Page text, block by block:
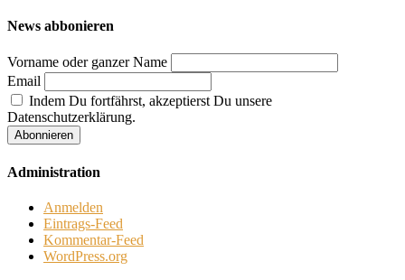
News abbonieren
Vorname oder ganzer Name
Email
Indem Du fortfährst, akzeptierst Du unsere
Datenschutzerklärung.
Administration
Anmelden
Eintrags-Feed
Kommentar-Feed
WordPress.org